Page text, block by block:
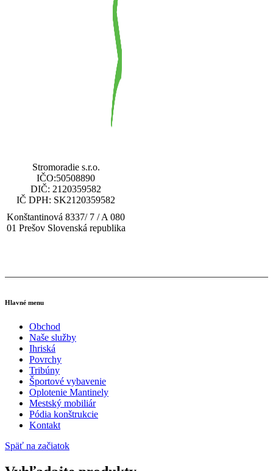
Stromoradie s.r.o.
IČO:50508890
DIČ: 2120359582
IČ DPH: SK2120359582
Konštantinová 8337/ 7 / A 080
01 Prešov Slovenská republika
Hlavné menu
Obchod
Naše služby
Ihriská
Povrchy
Tribúny
Športové vybavenie
Oplotenie Mantinely
Mestský mobiliár
Pódia konštrukcie
Kontakt
Späť na začiatok